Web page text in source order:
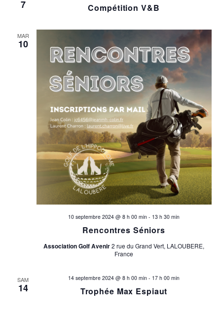
7 Compétition V&B
MAR
10
Rencontres Séniors
10 septembre 2024 @ 8 h 00 min - 13 h 30 min
Association Golf Avenir2 rue du Grand Vert, LALOUBERE,
France
SAM
14 Trophée Max Espiaut
14 septembre 2024 @ 8 h 00 min - 17 h 00 min